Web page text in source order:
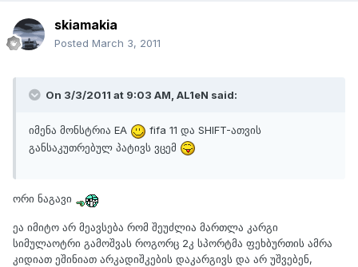
skiamakia
Posted March 3, 2011
On 3/3/2011 at 9:03 AM, AL1eN said:
იმენა მონსტრია EA
fifa 11 და SHIFT-ათვის
განსაკუთრებულ პატივს ვცემ
ორი ნაგავი
ეა იმიტო არ მეავსება რომ შეუძლია მართლა კარგი
სიმულაოტრი გამოშვას როგორც 2კ სპორტმა ფეხბურთის ამრა
კიდიათ ეშინიათ არკადიშკების დაკარგივს და არ უშვებენ,